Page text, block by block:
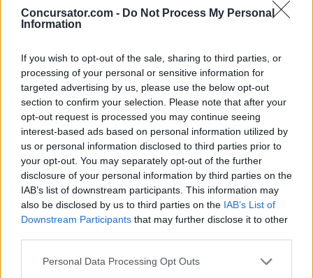
Concursator.com - Do Not Process My Personal
Information
If you wish to opt-out of the sale, sharing to third parties, or
processing of your personal or sensitive information for
targeted advertising by us, please use the below opt-out
section to confirm your selection. Please note that after your
opt-out request is processed you may continue seeing
interest-based ads based on personal information utilized by
us or personal information disclosed to third parties prior to
your opt-out. You may separately opt-out of the further
disclosure of your personal information by third parties on the
IAB’s list of downstream participants. This information may
also be disclosed by us to third parties on the IAB’s List of
Downstream Participants that may further disclose it to other
Personal Data Processing Opt Outs